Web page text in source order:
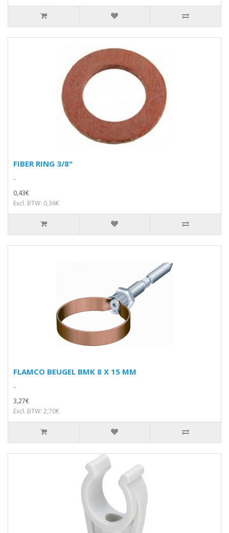
FIBER RING 3/8"
..
0,43€
Excl. BTW: 0,36€
FLAMCO BEUGEL BMK 8 X 15 MM
..
3,27€
Excl. BTW: 2,70€